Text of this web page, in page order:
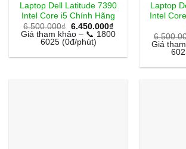
Laptop Dell Latitude 7390
Intel Core i5 Chính Hãng
6.500.000₫ Giá
gốc
là:
6.500.000₫.
6.450.000₫Giá
hiện
6.450.000₫.
Giá tham khảo – 📞 1800
6025 (0đ/phút)
Laptop
Intel
Giá